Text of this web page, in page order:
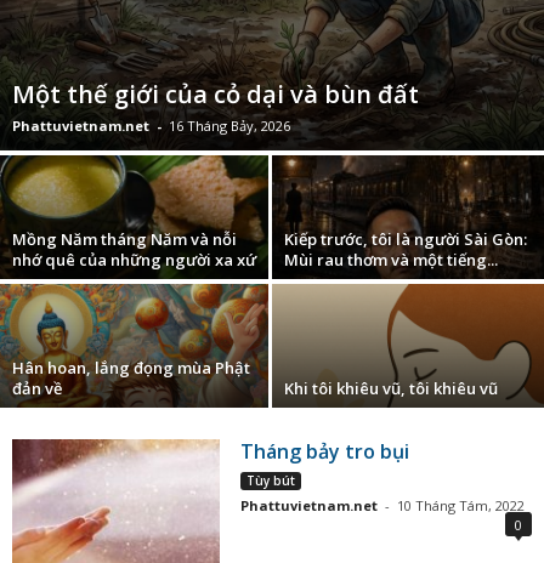
Một thế giới của cỏ dại và bùn đất
Phattuvietnam.net - 16 Tháng Bảy, 2026
Mồng Năm tháng Năm và nỗi
nhớ quê của những người xa xứ
Kiếp trước, tôi là người Sài Gòn:
Mùi rau thơm và một tiếng...
Hân hoan, lắng đọng mùa Phật
đản về
Khi tôi khiêu vũ, tôi khiêu vũ
Tháng bảy tro bụi
Tùy bút
Phattuvietnam.net - 10 Tháng Tám, 2022
0